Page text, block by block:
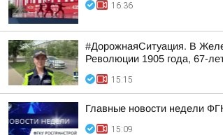
16:36
#ДорожнаяСитуация. В
Революции 1905 года, 67-
15:15
Главные новости недели
15:09